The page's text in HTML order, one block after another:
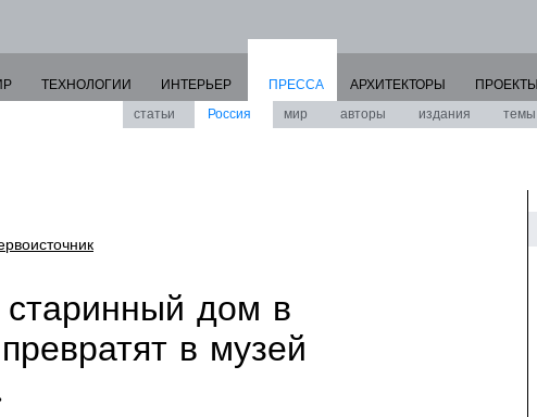
ТЕХНОЛОГИИ ИНТЕРЬЕР
ПРЕССА
статьи
Россия мир авторы издания темы
АРХИТЕКТОРЫ ПРОЕКТЫ
старинный дом в
в музей